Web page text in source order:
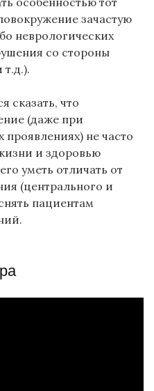
зачастую
неврологических
со стороны
сказать, что
(даже при
не часто
и здоровью
уметь отличать от
(центрального и
пациентам